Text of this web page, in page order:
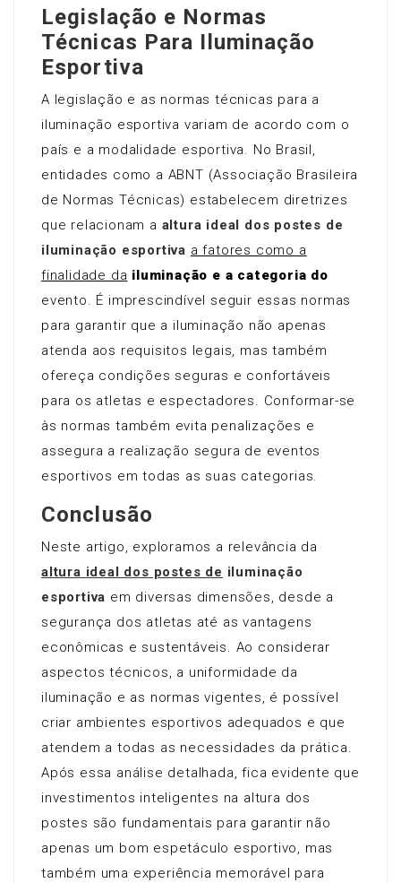
Legislação e Normas
Técnicas Para Iluminação
Esportiva
A legislação e as normas técnicas para a
iluminação esportiva variam de acordo com o
país e a modalidade esportiva. No Brasil,
entidades como a ABNT (Associação Brasileira
de Normas Técnicas) estabelecem diretrizes
que relacionam a altura ideal dos postes de
iluminação esportiva a fatores como a
finalidade da iluminação e a categoria do
evento. É imprescindível seguir essas normas
para garantir que a iluminação não apenas
atenda aos requisitos legais, mas também
ofereça condições seguras e confortáveis
para os atletas e espectadores. Conformar-se
às normas também evita penalizações e
assegura a realização segura de eventos
esportivos em todas as suas categorias.
Conclusão
Neste artigo, exploramos a relevância da
altura ideal dos postes de iluminação
esportiva em diversas dimensões, desde a
segurança dos atletas até as vantagens
econômicas e sustentáveis. Ao considerar
aspectos técnicos, a uniformidade da
iluminação e as normas vigentes, é possível
criar ambientes esportivos adequados e que
atendem a todas as necessidades da prática.
Após essa análise detalhada, fica evidente que
investimentos inteligentes na altura dos
postes são fundamentais para garantir não
apenas um bom espetáculo esportivo, mas
também uma experiência memorável para